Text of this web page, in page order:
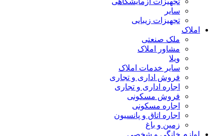
سایر
تجهیزات زیبایی
املاک
ملک صنعتی
مشاور املاک
ویلا
سایر خدمات املاک
فروش اداری و تجاری
اجاره اداری و تجاری
فروش مسکونی
اجاره مسکونی
اجاره اتاق و پانسیون
زمین و باغ